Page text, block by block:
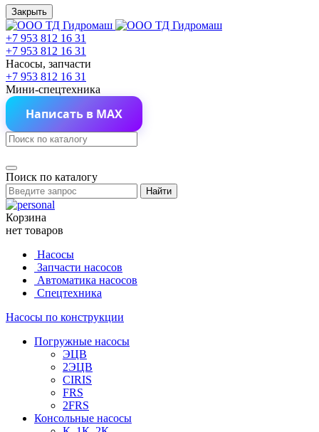
Закрыть
+7 953 812 16 31
+7 953 812 16 31
Насосы, запчасти
+7 953 812 16 31
Мини-спецтехника
Написать в MAX
Поиск по каталогу
Найти
Корзина
нет товаров
Насосы
Запчасти насосов
Автоматика насосов
Спецтехника
Насосы по конструкции
Погружные насосы
ЭЦВ
2ЭЦВ
CIRIS
FRS
2FRS
Консольные насосы